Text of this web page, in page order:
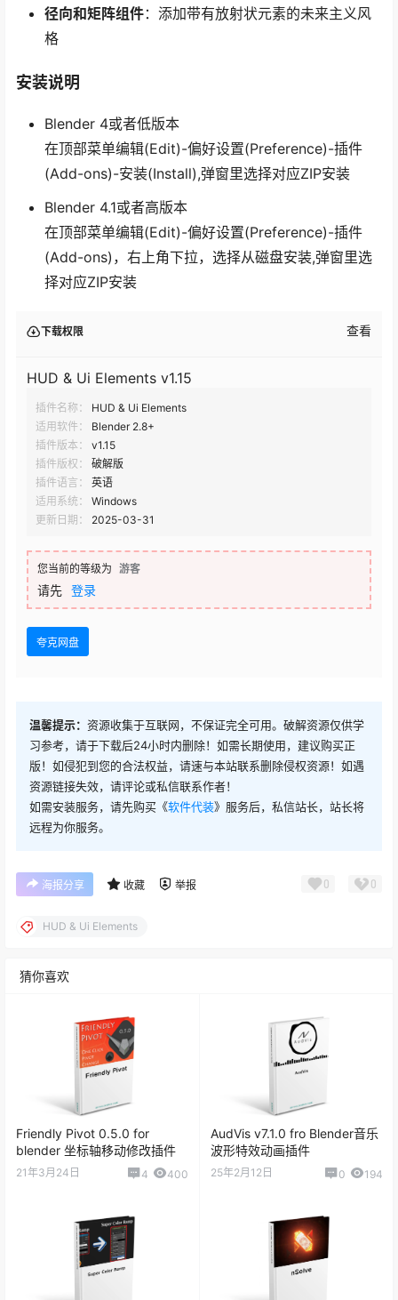
径向和矩阵组件：添加带有放射状元素的未来主义风
格
安装说明
Blender 4或者低版本
在顶部菜单编辑(Edit)-偏好设置(Preference)-插件
(Add-ons)-安装(Install),弹窗里选择对应ZIP安装
Blender 4.1或者高版本
在顶部菜单编辑(Edit)-偏好设置(Preference)-插件
(Add-ons)，右上角下拉，选择从磁盘安装,弹窗里选
择对应ZIP安装
下载权限 查看
HUD & Ui Elements v1.15
插件名称：
HUD & Ui Elements
适用软件：
Blender 2.8+
插件版本：
v1.15
插件版权：
破解版
插件语言：
英语
适用系统：
Windows
更新日期：
2025-03-31
您当前的等级为 游客
请先 登录
夸克网盘
温馨提示： 资源收集于互联网，不保证完全可用。破解资源仅供学
习参考，请于下载后24小时内删除！如需长期使用，建议购买正
版！如侵犯到您的合法权益，请速与本站联系删除侵权资源！如遇
资源链接失效，请评论或私信联系作者！
如需安装服务，请先购买《软件代装》服务后，私信站长，站长将
远程为你服务。
海报分享 收藏 举报 0 0
HUD & Ui Elements
猜你喜欢
Friendly Pivot 0.5.0 for
blender 坐标轴移动修改插件
21年3月24日 4 400
AudVis v7.1.0 fro Blender音乐
波形特效动画插件
25年2月12日 0 194